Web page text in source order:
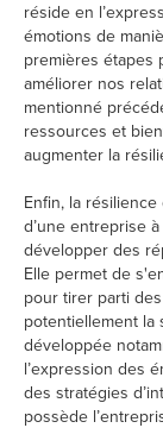
réside en
émotions de
premières étapes
améliorer nos
mentionné
ressources et
augmenter la
Enfin, la
d’une entreprise
développer des
Elle permet de
pour tirer parti
potentiellement la
développée
l’expression des
des stratégies
possède